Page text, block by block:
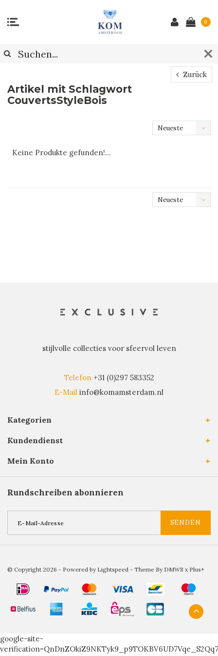
0
Zurück
Artikel mit Schlagwort
CouvertsStyleBois
Neueste
Keine Produkte gefunden!...
Neueste
stijlvolle collecties voor sfeervol leven
Telefon +31 (0)297 583352
E-Mail info@komamsterdam.nl
Kategorien
Kundendienst
Mein Konto
Rundschreiben abonnieren
SENDEN
© Copyright 2026 - Powered by Lightspeed - Theme By DMWS x Plus+
google-site-